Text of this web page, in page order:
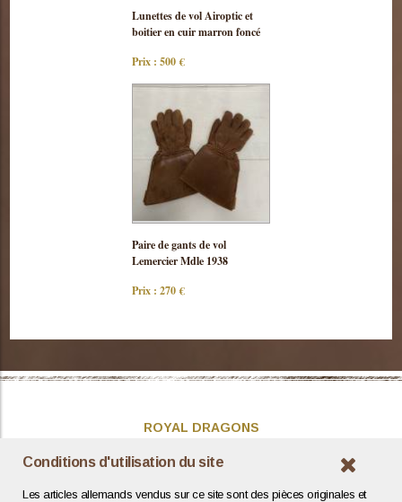
Conditions d'utilisation du site
Les articles allemands vendus sur ce site sont des pièces originales et
Consulter
cette pièce
Lunettes de vol Airoptic et
boitier en cuir marron foncé
Prix : 500 €
Consulter
cette pièce
Paire de gants de vol
Lemercier Mdle 1938
Prix : 270 €
ROYAL DRAGONS
Présentation
Contact / Coordonnées